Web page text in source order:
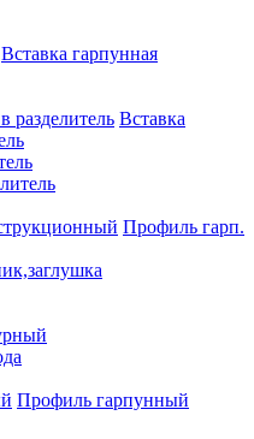
Вставка гарпунная
Вставка
Профиль гарп.
Профиль гарпунный